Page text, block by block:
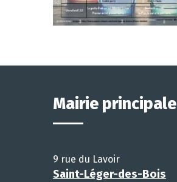
Mairie principale
9 rue du Lavoir
Saint-Léger-des-Bois